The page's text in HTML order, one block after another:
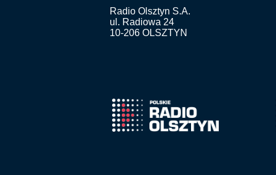
Radio Olsztyn S.A.
ul. Radiowa 24
10-206 OLSZTYN